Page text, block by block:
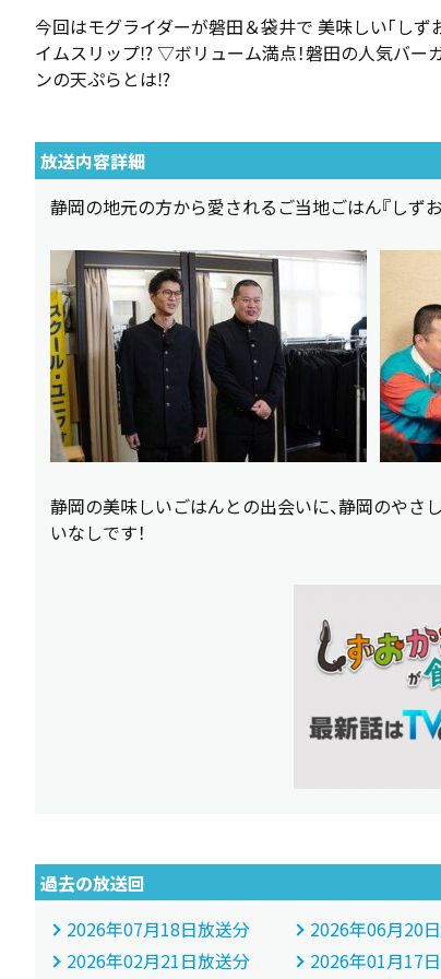
今回はモグライダーが磐田＆袋井で 美味しい「し
イムスリップ⁉ ▽ボリューム満点！磐田の人気バ
ンの天ぷらとは⁉
放送内容詳細
静岡の地元の方から愛されるご当地ごはん『しず
静岡の美味しいごはんとの出会いに、静岡のやさ
いなしです！
過去の放送回
2026年07月18日放送分
2026年06月20
2026年02月21日放送分
2026年01月17